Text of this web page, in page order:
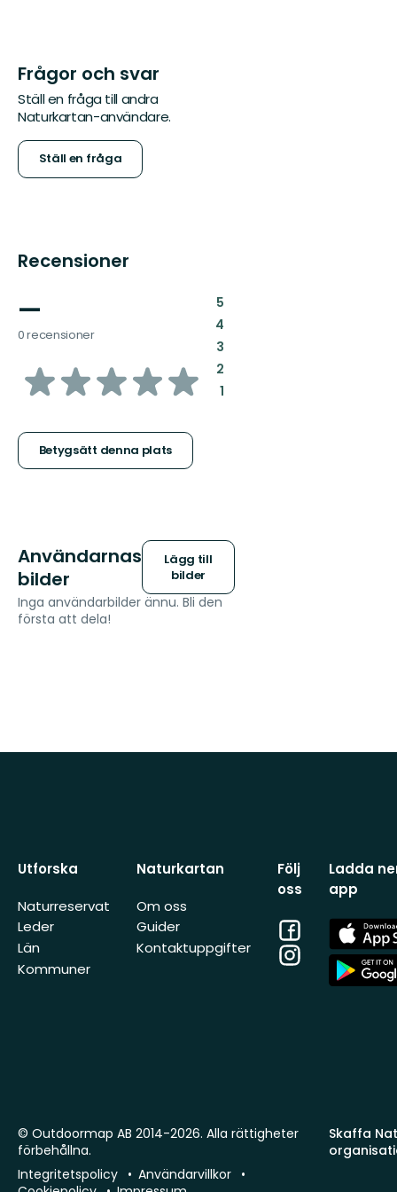
Frågor och svar
Ställ en fråga till andra
Naturkartan-användare.
Ställ en fråga
Recensioner
—
0 recensioner
av
stjärnor
Betygsätt denna plats
5:
4:
3:
2:
1:
Användarnas
bilder
Lägg till
bilder
Inga användarbilder ännu. Bli den
första att dela!
Utforska
Naturreservat
Leder
Län
Kommuner
Naturkartan
Om oss
Guider
Kontaktuppgifter
Följ
oss
Facebook
Instagram
Ladda
app
App
Store
App
Store
Skaffa
© Outdoormap AB 2014-2026. Alla rättigheter
förbehållna.
Integritetspolicy
Användarvillkor